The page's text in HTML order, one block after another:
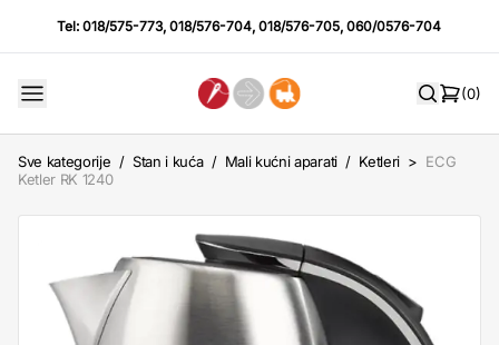
Tel:018/575-773,018/576-704,018/576-705,060/0576-704
(0)
Sve kategorije / Stan i kuća / Mali kućni aparati / Ketleri > ECG
Ketler RK 1240